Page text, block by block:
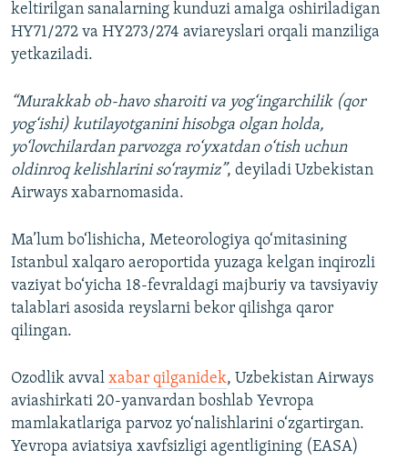
keltirilgan sanalarning kunduzi amalga oshiriladigan
HY71/272 va HY273/274 aviareyslari orqali manziliga
yetkaziladi.
“Murakkab ob-havo sharoiti va yog‘ingarchilik (qor
yog‘ishi) kutilayotganini hisobga olgan holda,
yo‘lovchilardan parvozga ro‘yxatdan o‘tish uchun
oldinroq kelishlarini so‘raymiz”, deyiladi Uzbekistan
Airways xabarnomasida.
Ma’lum bo‘lishicha, Meteorologiya qo‘mitasining
Istanbul xalqaro aeroportida yuzaga kelgan inqirozli
vaziyat bo‘yicha 18-fevraldagi majburiy va tavsiyaviy
talablari asosida reyslarni bekor qilishga qaror
qilingan.
Ozodlik avval xabar qilganidek, Uzbekistan Airways
aviashirkati 20-yanvardan boshlab Yevropa
mamlakatlariga parvoz yo‘nalishlarini o‘zgartirgan.
Yevropa aviatsiya xavfsizligi agentligining (EASA)